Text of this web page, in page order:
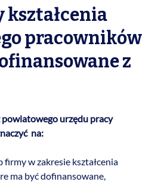
kształcenia
pracowników
z
urzędu pracy
na:
w zakresie kształcenia
ma być dofinansowane,